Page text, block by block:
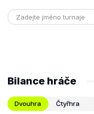
Bilance hráče
Dvouhra Čtyřhra